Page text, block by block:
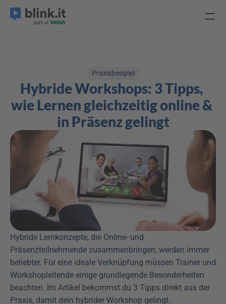
Praxisbeispiel
Hybride Workshops: 3 Tipps,
wie Lernen gleichzeitig online &
in Präsenz gelingt
Hybride Lernkonzepte, die Online- und
Präsenzteilnehmende zusammenbringen, werden immer
beliebter. Für eine ideale Verknüpfung müssen Trainer und
Workshopleitende einige grundlegende Besonderheiten
beachten. Im Artikel bekommst du 3 Tipps direkt aus der
Praxis, damit dein hybrider Workshop gelingt.